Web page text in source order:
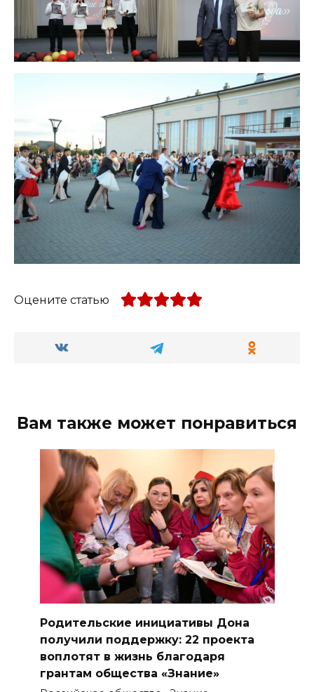
Оцените статью
Вам также может понравиться
Родительские инициативы Дона
получили поддержку: 22 проекта
воплотят в жизнь благодаря
грантам общества «Знание»